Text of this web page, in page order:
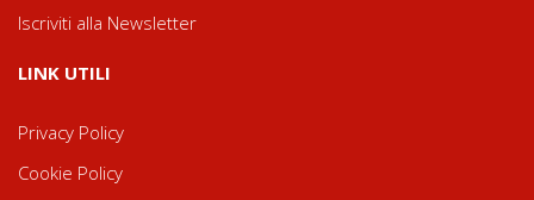
Iscriviti alla Newsletter
LINK UTILI
Privacy Policy
Cookie Policy